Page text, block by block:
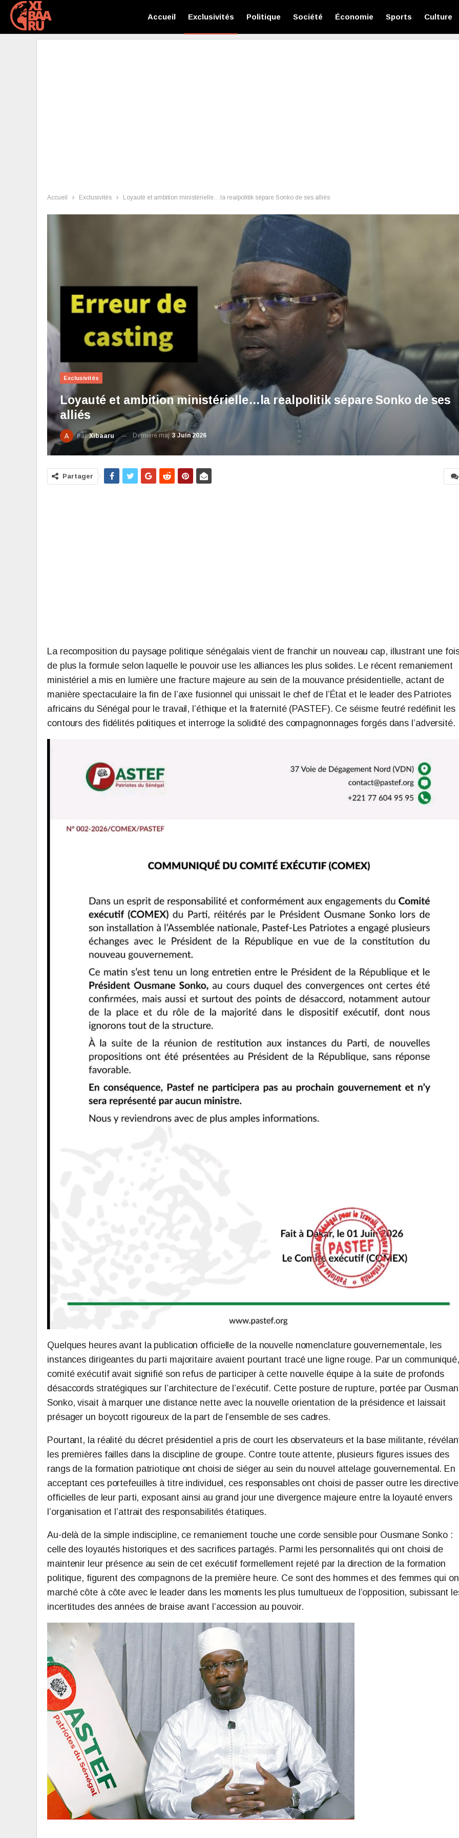
Accueil Exclusivités Politique Société Économie Sports Culture
Accueil Exclusivités Loyauté et ambition ministérielle…la realpolitik sépare Sonko de ses alliés
Exclusivités
Loyauté et ambition ministérielle…la realpolitik sépare Sonko de ses
alliés
ParXibaaru Dernière maj 3 Juin 2026
Partager
La recomposition du paysage politique sénégalais vient de franchir un nouveau cap, illustrant une
de plus la formule selon laquelle le pouvoir use les alliances les plus solides. Le récent remaniement
ministériel a mis en lumière une fracture majeure au sein de la mouvance présidentielle, actant de
manière spectaculaire la fin de l’axe fusionnel qui unissait le chef de l’État et le leader des Patriotes
africains du Sénégal pour le travail, l’éthique et la fraternité (PASTEF). Ce séisme feutré redéfinit les
contours des fidélités politiques et interroge la solidité des compagnonnages forgés dans l’adversité.
Quelques heures avant la publication officielle de la nouvelle nomenclature gouvernementale, les
instances dirigeantes du parti majoritaire avaient pourtant tracé une ligne rouge. Par un
comité exécutif avait signifié son refus de participer à cette nouvelle équipe à la suite de profonds
désaccords stratégiques sur l’architecture de l’exécutif. Cette posture de rupture, portée par
Sonko, visait à marquer une distance nette avec la nouvelle orientation de la présidence et laissait
présager un boycott rigoureux de la part de l’ensemble de ses cadres.
Pourtant, la réalité du décret présidentiel a pris de court les observateurs et la base militante,
les premières failles dans la discipline de groupe. Contre toute attente, plusieurs figures issues des
rangs de la formation patriotique ont choisi de siéger au sein du nouvel attelage gouvernemental. En
acceptant ces portefeuilles à titre individuel, ces responsables ont choisi de passer outre les
officielles de leur parti, exposant ainsi au grand jour une divergence majeure entre la loyauté envers
l’organisation et l’attrait des responsabilités étatiques.
Au-delà de la simple indiscipline, ce remaniement touche une corde sensible pour Ousmane Sonko :
celle des loyautés historiques et des sacrifices partagés. Parmi les personnalités qui ont choisi de
maintenir leur présence au sein de cet exécutif formellement rejeté par la direction de la formation
politique, figurent des compagnons de la première heure. Ce sont des hommes et des femmes qui
marché côte à côte avec le leader dans les moments les plus tumultueux de l’opposition, subissant
incertitudes des années de braise avant l’accession au pouvoir.